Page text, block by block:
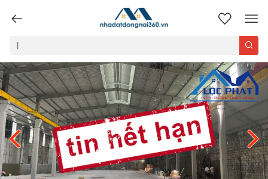
nhadatdongnai360.vn